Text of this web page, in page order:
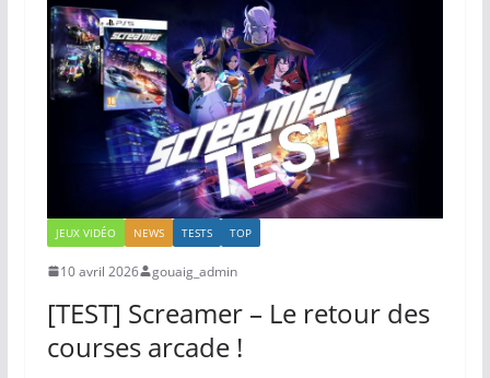
JEUX VIDÉO NEWS TESTS TOP
10 avril 2026 gouaig_admin
[TEST] Screamer – Le retour des
courses arcade !